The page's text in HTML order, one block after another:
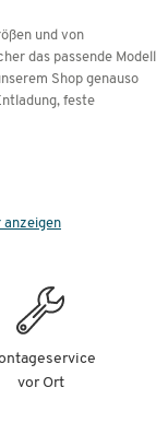
und von
das passende Modell
Shop genauso
feste
anzeigen
vor Ort